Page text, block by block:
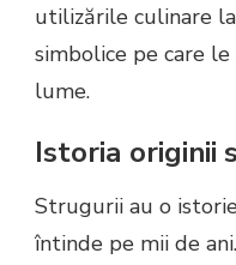
utilizările culinare
simbolice pe care
lume.
Istoria originii
Strugurii au o
întinde pe mii de